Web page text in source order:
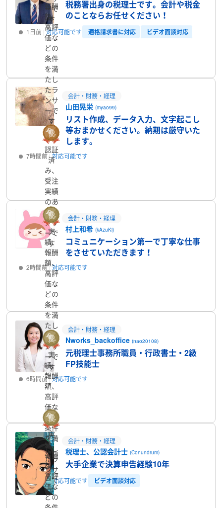
ーで
す
税務署出身の税理士です。会計や税金
のことならお任せください！
1日前 対応可能です 適格請求書に対応 ビデオ面談対応
報酬
額、
高評
価な
どの
条件
を満
たし
たラ
ンサ
ーで
す
会計・財務・経理
山田晃栄(myao99)
リスト作成、データ入力、文字起こし
等おまかせください。納期は厳守いた
します。
7時間前 対応可能です
認証
済
み、
受注
実績
のあ
るラ
ンサ
ーで
す
会計・財務・経理
村上和希(kAzuKi)
コミュニケーション第一で丁寧な仕事
をさせていただきます！
2時間前 対応可能です
実
績、
報酬
額、
高評
価な
どの
条件
を満
たし
たラ
ンサ
ーで
す
会計・財務・経理
Nworks_backoffice(nao20108)
元税理士事務所職員・行政書士・2級
FP技能士
6時間前 対応可能です
実
績、
報酬
額、
高評
価な
どの
条件
を満
たし
たラ
ンサ
ーで
す
会計・財務・経理
税理士、公認会計士(Conundrum)
大手企業で決算申告経験10年
5時間前 対応可能です ビデオ面談対応
実
績、
報酬
額、
高評
価な
どの